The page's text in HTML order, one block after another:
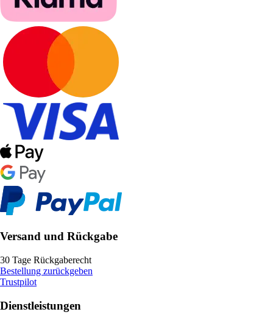
Versand und Rückgabe
30 Tage Rückgaberecht
Bestellung zurückgeben
Trustpilot
Dienstleistungen